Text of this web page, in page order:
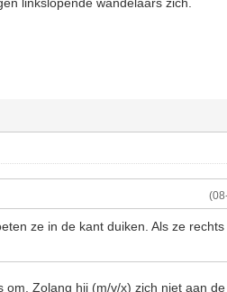
ze in de kant duiken. Als ze
Zolang hij (m/v/x) zich niet aan